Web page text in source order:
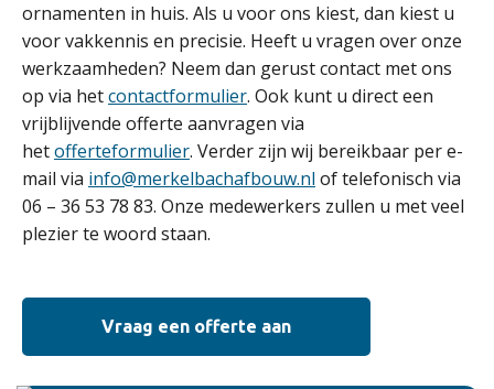
ornamenten in huis. Als u voor ons kiest, dan kiest u
voor vakkennis en precisie. Heeft u vragen over onze
werkzaamheden? Neem dan gerust contact met ons
op via hetcontactformulier. Ook kunt u direct een
vrijblijvende offerte aanvragen via
hetofferteformulier. Verder zijn wij bereikbaar per e-
mail via info@merkelbachafbouw.nl of telefonisch via
06 – 36 53 78 83. Onze medewerkers zullen u met veel
plezier te woord staan.
Vraag een offerte aan